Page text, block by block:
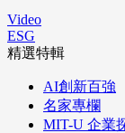
Video
ESG
精選特輯
AI創新百強
名家專欄
MIT-U 企業